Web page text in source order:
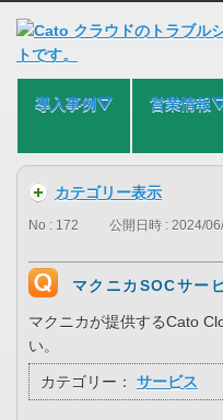
導入事例⛛ 営業情報
カテゴリー表示
No : 172 公開日時 : 2024/
マクニカSOCサー
マクニカが提供するCato
い。
カテゴリー： サービス